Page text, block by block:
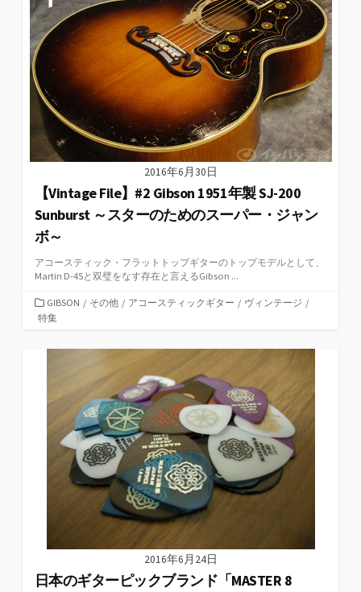
2016年6月30日
【Vintage File】#2 Gibson 1951年製 SJ-200
Sunburst ～スターのためのスーパー・ジャン
ボ～
アコースティック・フラットトップギターのトップモデルとして、
Martin D-45と双璧をなす存在と言えるGibson ...
カ
テ
リ
GIBSON / その他 / アコースティックギター / ヴィンテージ /
特集
2016年6月24日
日本のギターピックブランド「MASTER 8